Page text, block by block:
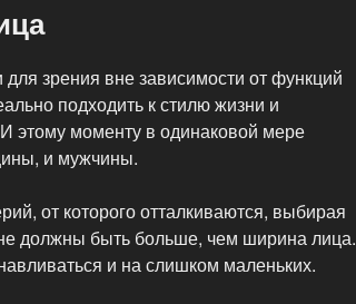
зрения вне зависимости от функций
подходить к стилю жизни и
этому моменту в одинаковой мере
и мужчины.
от которого отталкиваются, выбирая
должны быть больше, чем ширина лица.
и на слишком маленьких.